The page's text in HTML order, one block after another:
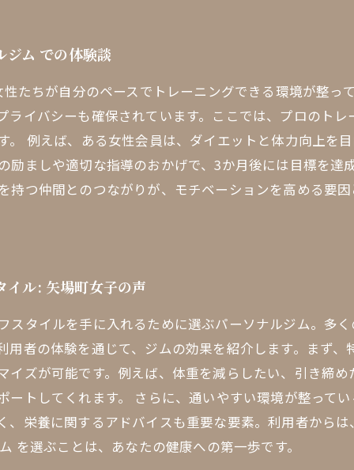
ジム での体験談
たちが自分のペースでトレーニングできる環境が整っ
ライバシーも確保されています。ここでは、プロのト
。 例えば、ある女性会員は、ダイエットと体力向上を
励ましや適切な指導のおかげで、3か月後には目標を
持つ仲間とのつながりが、モチベーションを高める要
イル: 矢場町女子の声
スタイルを手に入れるために選ぶパーソナルジム。多
用者の体験を通じて、ジムの効果を紹介します。まず
イズが可能です。例えば、体重を減らしたい、引き締
ートしてくれます。 さらに、通いやすい環境が整って
、栄養に関するアドバイスも重要な要素。利用者から
を選ぶことは、あなたの健康への第一歩です。